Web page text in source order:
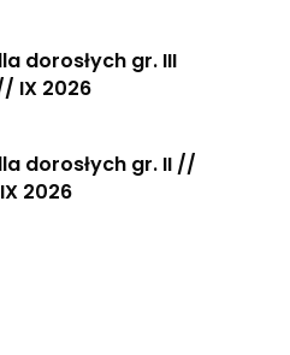
dorosłych gr. III
IX 2026
dorosłych gr. II //
2026